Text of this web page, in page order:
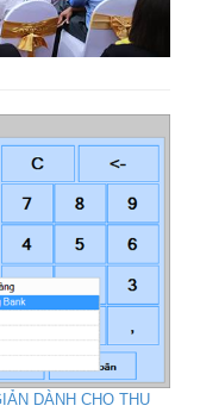
DÀNH CHO THU